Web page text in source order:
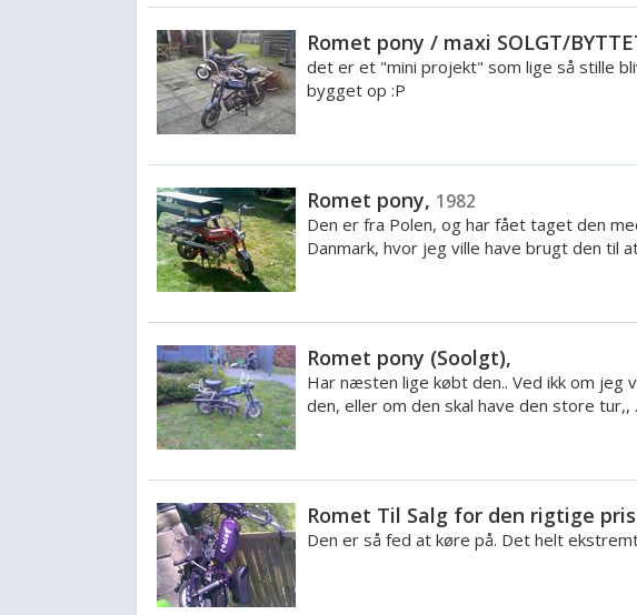
Romet pony / maxi SOLGT/
det er et "mini projekt" som lige så stille
bygget op :P
Romet pony, 1982
Den er fra Polen, og har fået taget den
Danmark, hvor jeg ville have brugt den til
Romet pony (Soolgt),
Har næsten lige købt den.. Ved ikk om jeg
den, eller om den skal have den store tur,,
Romet Til Salg for den rigtige
Den er så fed at køre på. Det helt